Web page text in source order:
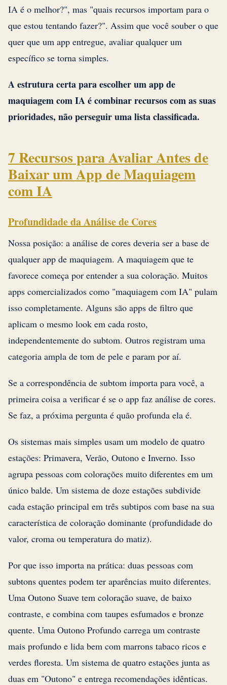
IA é o melhor?", mas "quais recursos importam para o
que estou tentando fazer?". Assim que você souber o que
quer que um app entregue, avaliar qualquer um
específico se torna simples.
A estrutura certa para escolher um app de
maquiagem com IA é combinar recursos com as suas
prioridades, não perseguir uma lista classificada.
7 Recursos para Avaliar Antes de
Baixar um App de Maquiagem
com IA
Profundidade da Análise de Cores
Nossa posição: a análise de cores deveria ser a base de
qualquer app de maquiagem. A maquiagem que te
favorece começa por entender a sua coloração. Muitos
apps comercializados como "maquiagem com IA" pulam
isso completamente. Alguns são apps de filtro que
aplicam o mesmo look em cada rosto,
independentemente do subtom. Outros registram uma
categoria ampla de tom de pele e param por aí.
Se a correspondência de subtom importa para você, a
primeira coisa a verificar é se o app faz análise de cores.
Se faz, a próxima pergunta é quão profunda ela é.
Os sistemas mais simples usam um modelo de quatro
estações: Primavera, Verão, Outono e Inverno. Isso
agrupa pessoas com colorações muito diferentes em um
único balde. Um sistema de doze estações subdivide
cada estação principal em três subtipos com base na sua
característica de coloração dominante (profundidade do
valor, croma ou temperatura do matiz).
Por que isso importa na prática: duas pessoas com
subtons quentes podem ter aparências muito diferentes.
Uma Outono Suave tem coloração suave, de baixo
contraste, e combina com taupes esfumados e bronze
quente. Uma Outono Profundo carrega um contraste
mais profundo e lida bem com marrons tabaco ricos e
verdes floresta. Um sistema de quatro estações junta as
duas em "Outono" e entrega recomendações idênticas.